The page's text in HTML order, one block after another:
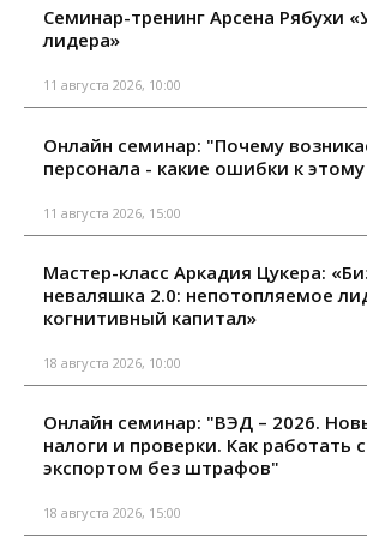
Семинар-тренинг Арсена Рябухи
лидера»
11 августа 2026, 10:00
Онлайн семинар: "Почему
персонала - какие ошибки к
11 августа 2026, 15:00
Мастер-класс Аркадия Цукера:
неваляшка 2.0: непотопляемое
когнитивный капитал»
18 августа 2026, 10:00
Онлайн семинар: "ВЭД – 2026.
налоги и проверки. Как работать
экспортом без штрафов"
18 августа 2026, 15:00